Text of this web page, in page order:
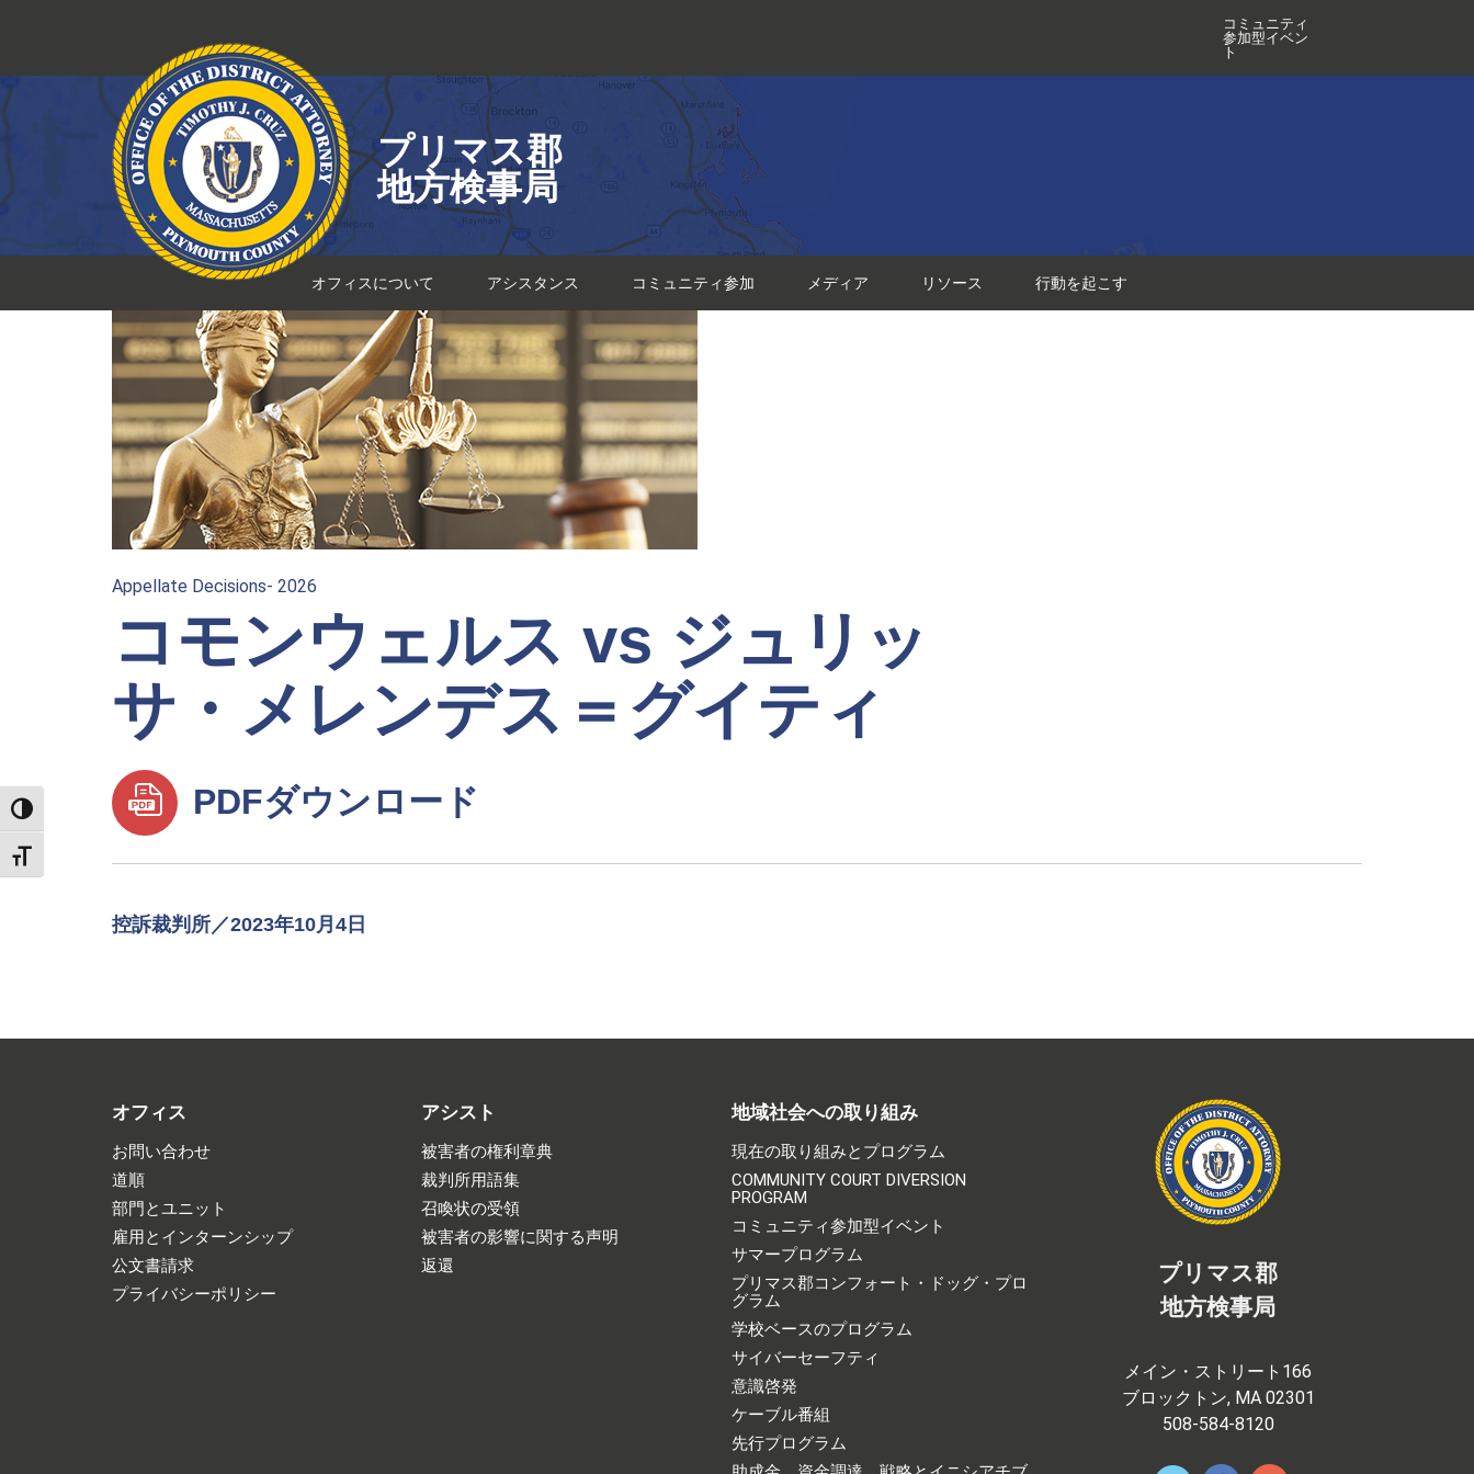
TOGGLE HIGH CONTRAST
TOGGLE FONT SIZE
ン
ツ
ス
キ
コミュニティ
参加型イベン
ト
プリマス郡
地方検事局
オフィスについて アシスタンス コミュニティ参加 メディア リソース 行動を起こす
Appellate Decisions- 2026
コモンウェルス vs ジュリッ
サ・メレンデス＝グイティ
PDFダウンロード
控訴裁判所／2023年10月4日
オフィス
お問い合わせ
道順
部門とユニット
雇用とインターンシップ
公文書請求
プライバシーポリシー
アシスト
被害者の権利章典
裁判所用語集
召喚状の受領
被害者の影響に関する声明
返還
地域社会への取り組み
現在の取り組みとプログラム
COMMUNITY COURT DIVERSION
PROGRAM
コミュニティ参加型イベント
サマープログラム
プリマス郡コンフォート・ドッグ・プロ
グラム
学校ベースのプログラム
サイバーセーフティ
意識啓発
ケーブル番組
先行プログラム
プリマス郡
地方検事局
メイン・ストリート166
ブロックトン, MA 02301
508-584-8120